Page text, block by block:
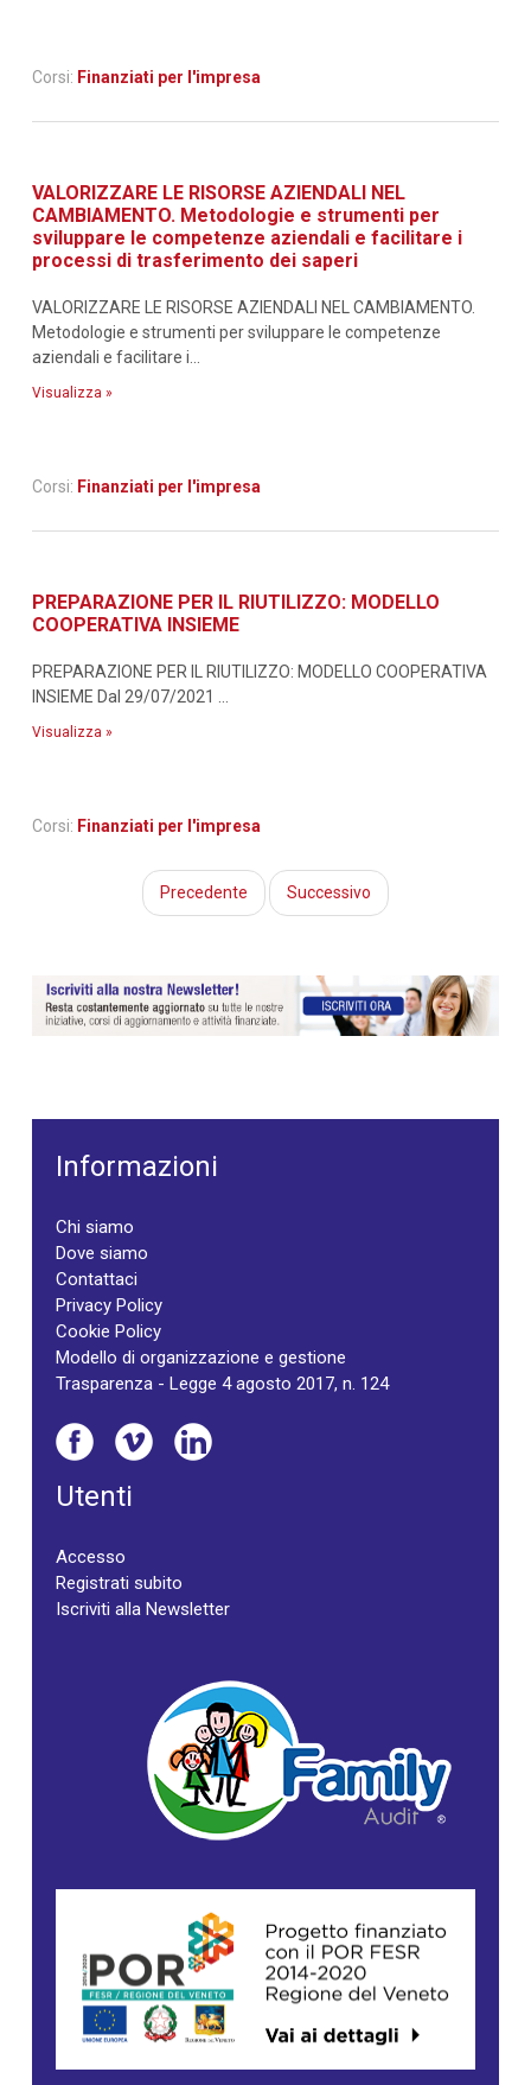
Corsi: Finanziati per l'impresa
VALORIZZARE LE RISORSE AZIENDALI NEL
CAMBIAMENTO. Metodologie e strumenti per
sviluppare le competenze aziendali e facilitare i
processi di trasferimento dei saperi
VALORIZZARE LE RISORSE AZIENDALI NEL CAMBIAMENTO.
Metodologie e strumenti per sviluppare le competenze
aziendali e facilitare i...
Visualizza »
Corsi: Finanziati per l'impresa
PREPARAZIONE PER IL RIUTILIZZO: MODELLO
COOPERATIVA INSIEME
PREPARAZIONE PER IL RIUTILIZZO: MODELLO COOPERATIVA
INSIEME Dal 29/07/2021 ...
Visualizza »
Corsi: Finanziati per l'impresa
Precedente Successivo
Informazioni
Chi siamo
Dove siamo
Contattaci
Privacy Policy
Cookie Policy
Modello di organizzazione e gestione
Trasparenza - Legge 4 agosto 2017, n. 124
Utenti
Accesso
Registrati subito
Iscriviti alla Newsletter